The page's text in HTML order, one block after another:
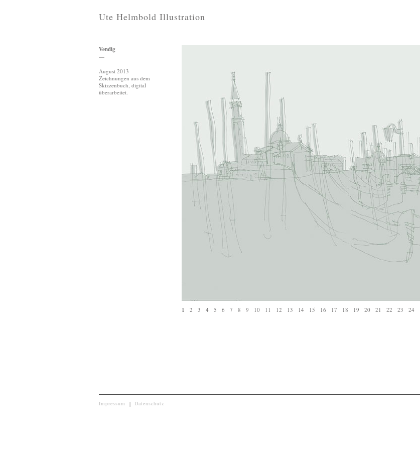
Ute Helmbold Illustration
1 2 3 4 5 6 7 8 9 10 11 12 13 14 15 16 17 18 19 20 21 22 23 24
Vendig
—
August 2013
Zeichnungen aus dem
Skizzenbuch, digital
überarbeitet.
Impressum | Datenschutz